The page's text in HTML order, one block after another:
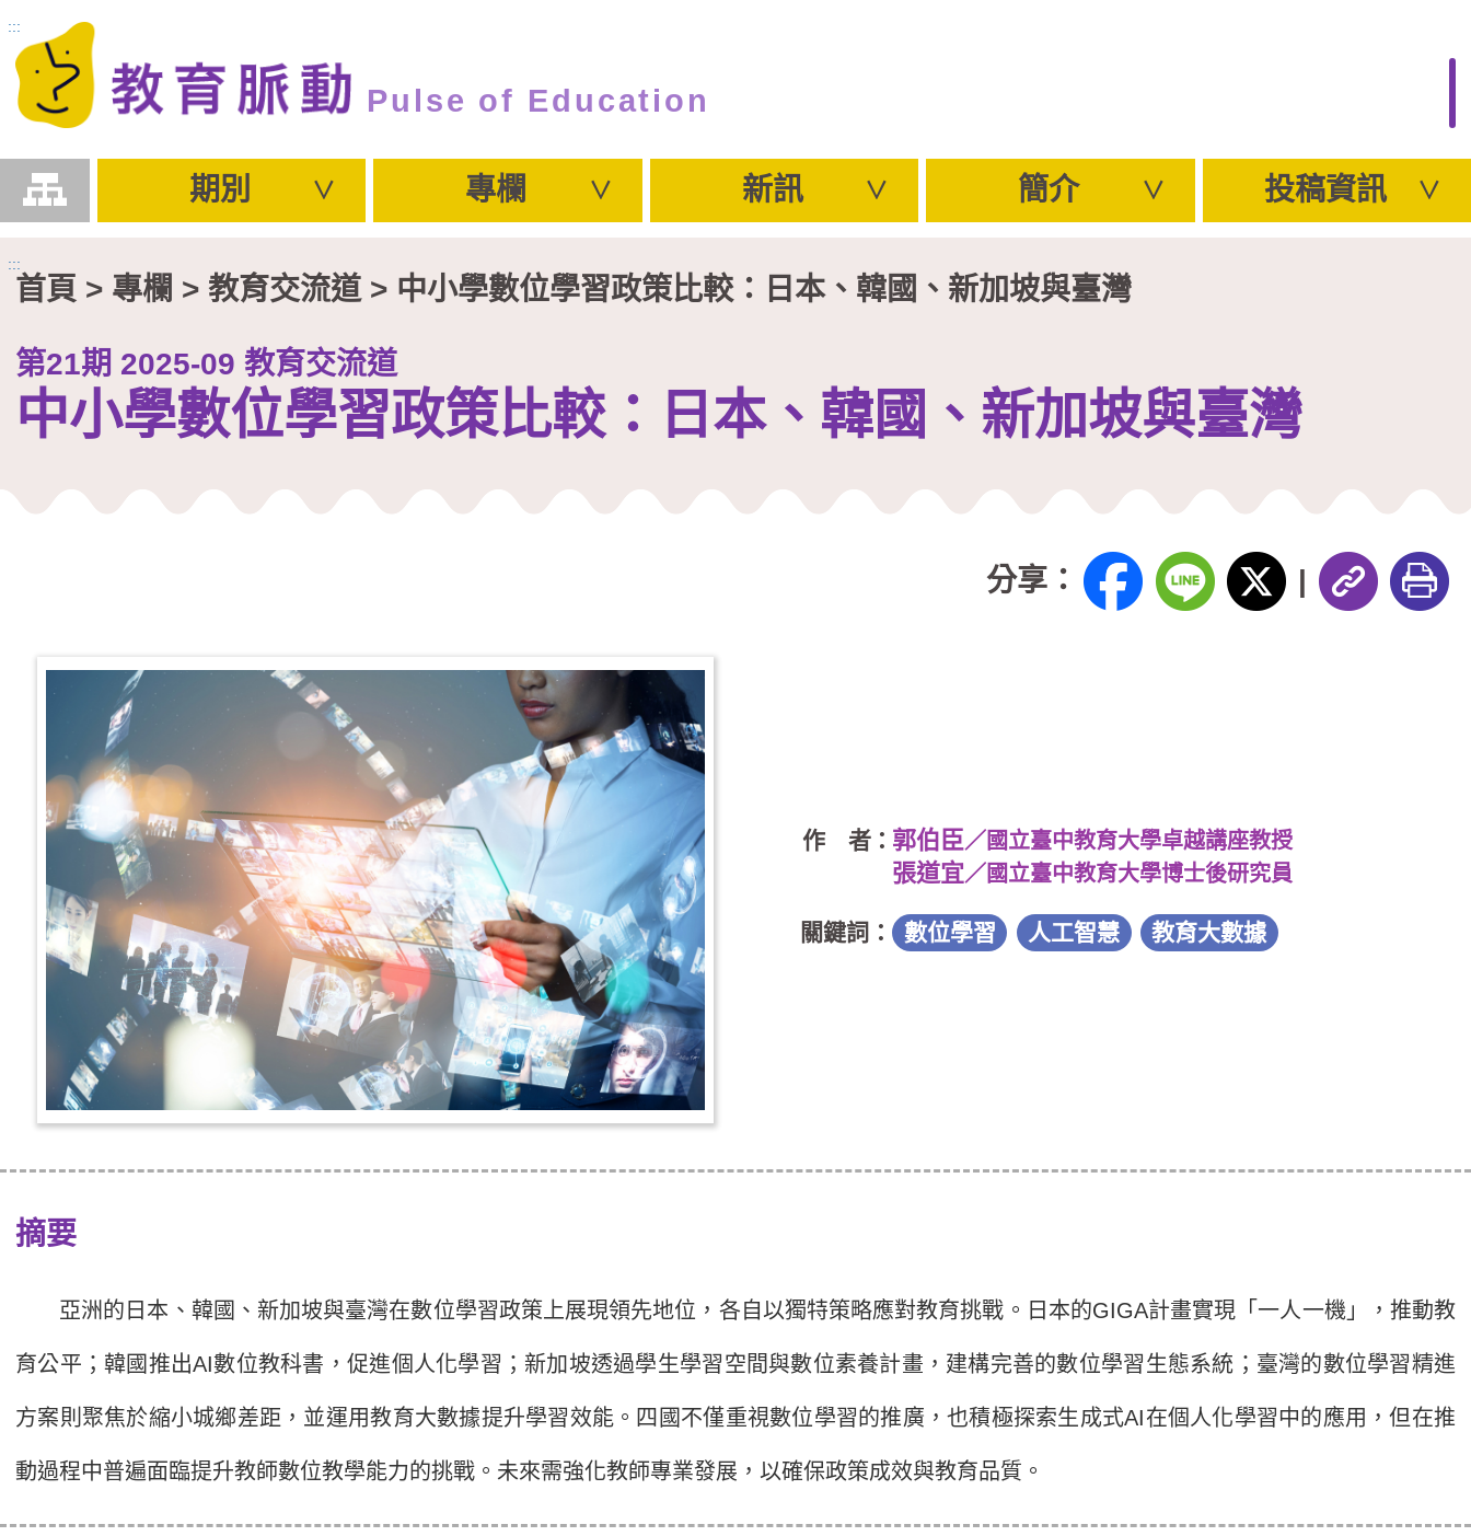
跳到主要內容區塊
:::
Pulse of Education
期別 專欄 新訊 簡介 投稿資訊
:::
首頁 > 專欄 > 教育交流道> 中小學數位學習政策比較：日本、韓國、新加坡與臺灣
第21期 2025-09 教育交流道
中小學數位學習政策比較：日本、韓國、新加坡與臺灣
分享：
作 者： 郭伯臣／國立臺中教育大學卓越講座教授
張道宜／國立臺中教育大學博士後研究員
關鍵詞： 數位學習 人工智慧 教育大數據
摘要
亞洲的日本、韓國、新加坡與臺灣在數位學習政策上展現領先地位，各自以獨特策略應對教育挑戰。日本的GIGA計畫實現「一人一機」，推動教
育公平；韓國推出AI數位教科書，促進個人化學習；新加坡透過學生學習空間與數位素養計畫，建構完善的數位學習生態系統；臺灣的數位學習精進
方案則聚焦於縮小城鄉差距，並運用教育大數據提升學習效能。四國不僅重視數位學習的推廣，也積極探索生成式AI在個人化學習中的應用，但在推
動過程中普遍面臨提升教師數位教學能力的挑戰。未來需強化教師專業發展，以確保政策成效與教育品質。